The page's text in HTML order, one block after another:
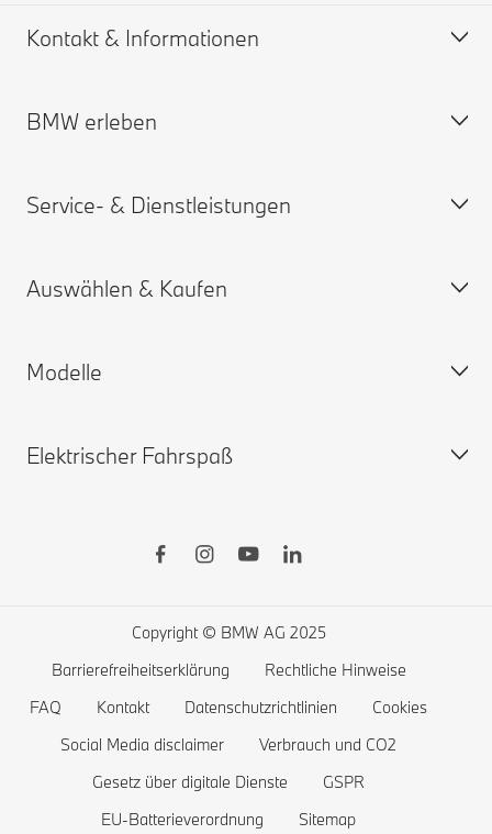
Kontakt & Informationen
Hilfe & Kontakt
Pannenhilfe
BMW erleben
BMW Karriere
Service- & Dienstleistungen
Online Service-termin
Gewährleistung
Auswählen & Kaufen
Personalisieren Sie Ihr Auto
Gebrauchtwagen
Modelle
BMW X
BMW 3er
BMW 2er
BMW 1er
Die BMW X1 familie
Elektrischer Fahrspaß
Kosten von Elektrofahrzeugen
Batterie und Antriebstechnologie
Copyright © BMW AG 2025
Barrierefreiheitserklärung
Rechtliche Hinweise
FAQ
Kontakt Datenschutzrichtlinien
Cookies
Social Media disclaimer
Verbrauch und CO2
Gesetz über digitale Dienste
GSPR
EU-Batterieverordnung
Sitemap